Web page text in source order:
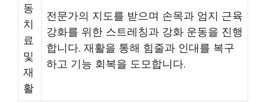
동
치
료
및
재
활
전문가의 지도를 받으며 손목과 엄지 근육
강화를 위한 스트레칭과 강화 운동을 진행
합니다. 재활을 통해 힘줄과 인대를 복구
하고 기능 회복을 도모합니다.